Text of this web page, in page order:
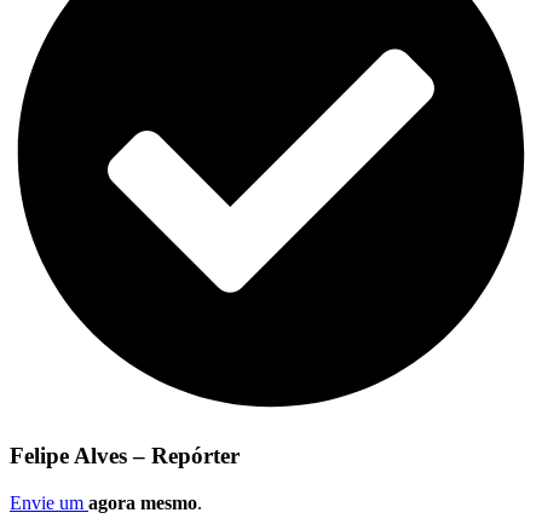
Felipe Alves – Repórter
Envie um agora mesmo.